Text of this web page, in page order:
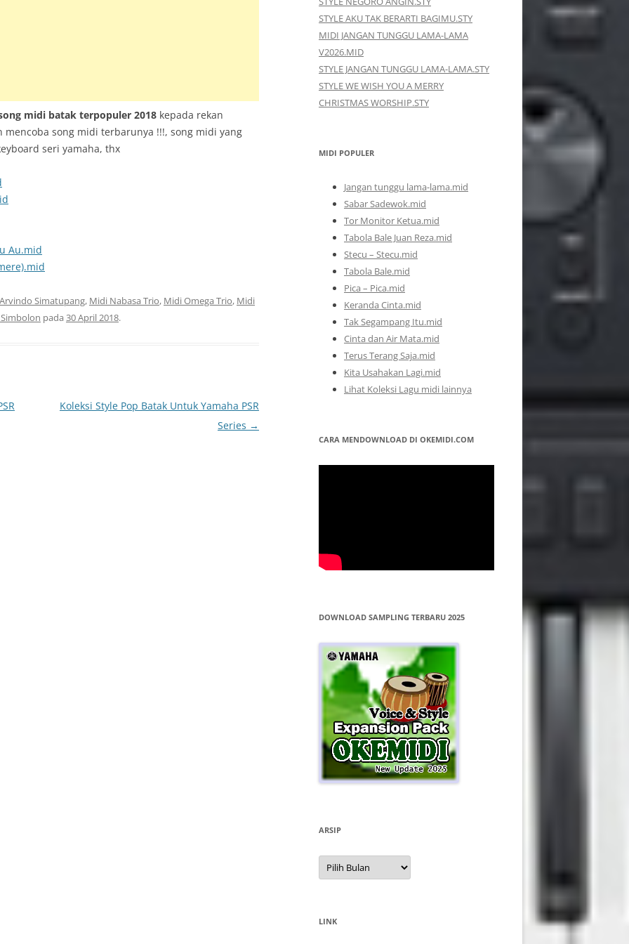
midi batak terpopuler 2018 kepada rekan
song midi terbarunya !!!, song midi yang
seri yamaha, thx
Au.mid
Simatupang, Midi Nabasa Trio, Midi Omega Trio, Midi
pada 30 April 2018.
Koleksi Style Pop Batak Untuk Yamaha PSR
Series →
STYLE AKU TAK BERARTI BAGIMU.STY
MIDI JANGAN TUNGGU LAMA-LAMA
V2026.MID
STYLE JANGAN TUNGGU LAMA-LAMA.STY
STYLE WE WISH YOU A MERRY
CHRISTMAS WORSHIP.STY
MIDI POPULER
Jangan tunggu lama-lama.mid
Sabar Sadewok.mid
Tor Monitor Ketua.mid
Tabola Bale Juan Reza.mid
Stecu – Stecu.mid
Tabola Bale.mid
Pica – Pica.mid
Keranda Cinta.mid
Tak Segampang Itu.mid
Cinta dan Air Mata.mid
Terus Terang Saja.mid
Kita Usahakan Lagi.mid
Lihat Koleksi Lagu midi lainnya
CARA MENDOWNLOAD DI OKEMIDI.COM
DOWNLOAD SAMPLING TERBARU 2025
ARSIP
Arsip
LINK